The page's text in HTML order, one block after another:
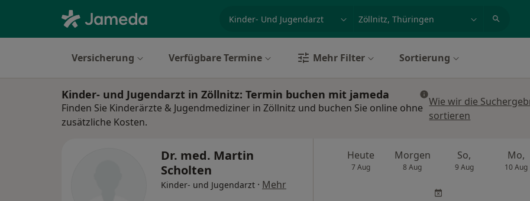
Versicherung Verfügbare Termine Mehr Filter Sortierung
Kinder- und Jugendarzt in Zöllnitz: Termin buchen mit jameda
Finden Sie Kinderärzte & Jugendmediziner in Zöllnitz und buchen Sie online ohne
zusätzliche Kosten.
Wie wir die
sortieren
Dr. med. Martin
Scholten
Kinder- und Jugendarzt · Mehr
Heute
7 Aug
Morgen
8 Aug
So,
9 Aug
Mo,
10 Aug